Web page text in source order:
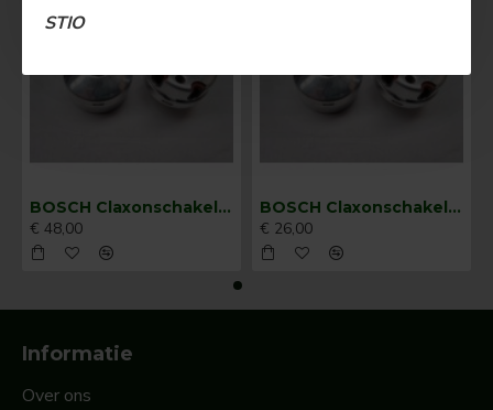
STIO
BOSCH Claxonschakelaar opbouw ⌀ 35 mm 0343013001
€ 48,00
BOSCH Claxonschakelaar opbouw ⌀26 mm 0343007001
€ 26,00
Informatie
Over ons